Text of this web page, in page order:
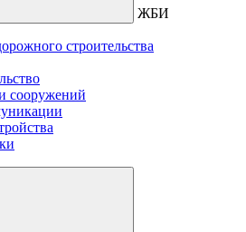
ЖБИ
строительства
сооружений